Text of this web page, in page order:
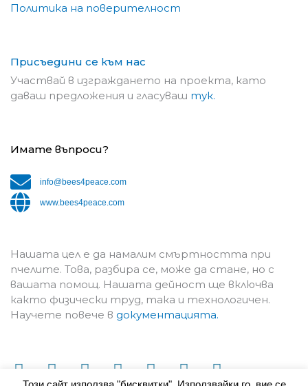
Политика на поверителност
Присъедини се към нас
Участвай в изграждането на проекта, като
даваш предложения и гласуваш тук.
Имате въпроси?
info@bees4peace.com
www.bees4peace.com
Нашата цел е да намалим смъртността при
пчелите. Това, разбира се, може да стане, но с
вашата помощ. Нашата дейност ще включва
както физически труд, така и технологичен.
Научете повече в документацията.
F
Y
I
T
L
T
M